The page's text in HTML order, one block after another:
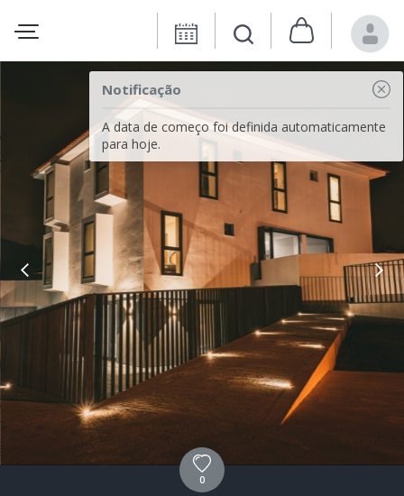
Notificação
A data de começo foi definida automaticamente
para hoje.
0